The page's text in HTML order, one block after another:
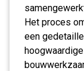
Het proces
een